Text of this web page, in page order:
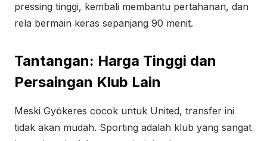
pressing tinggi, kembali membantu pertahanan, dan
rela bermain keras sepanjang 90 menit.
Tantangan: Harga Tinggi dan
Persaingan Klub Lain
Meski Gyökeres cocok untuk United, transfer ini
tidak akan mudah. Sporting adalah klub yang sangat